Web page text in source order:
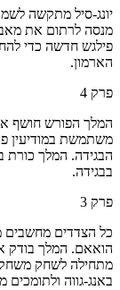
יונג-סיל מתקשה
מנסה לרתום את
פילגש חדשה כדי
הארמון.
פרק 4
המלך הפורש חושף
משתמשת במודיעין
הבגידה. המלך
בבגידה.
פרק 3
כל הצדדים
הואאם. המלך בודק
מתחילה לשחק משחק
באנג-גווה